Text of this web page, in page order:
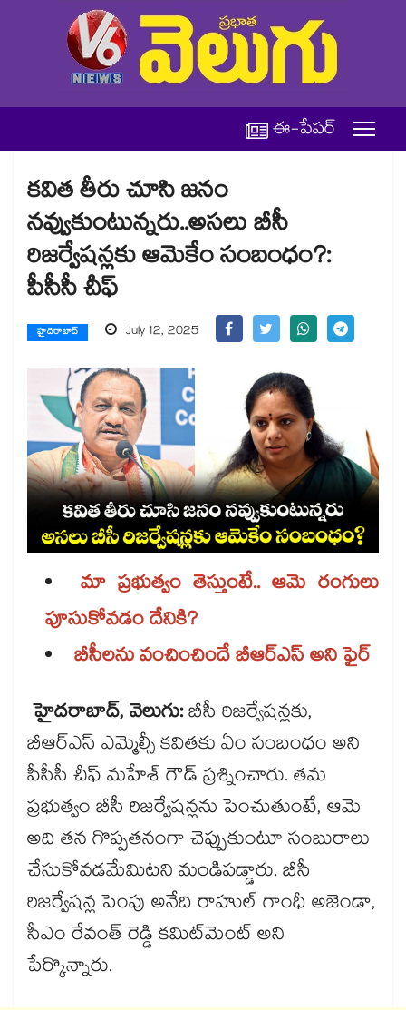
ఈ-పేపర్
కవిత తీరు చూసి జనం
నవ్వుకుంటున్నరు..అసలు బీసీ
రిజర్వేషన్లకు ఆమెకేం సంబంధం?:
పీసీసీ చీఫ్
హైదరాబాద్ July 12, 2025
మా ప్రభుత్వం తెస్తుంటే.. ఆమె రంగులు
పూసుకోవడం దేనికి?
బీసీలను వంచించిందే బీఆర్ఎస్ అని ఫైర్
హైదరాబాద్, వెలుగు:బీసీ రిజర్వేషన్లకు,
బీఆర్ఎస్ ఎమ్మెల్సీ కవితకు ఏం సంబంధం అని
పీసీసీ చీఫ్ మహేశ్ గౌడ్ ప్రశ్నించారు. తమ
ప్రభుత్వం బీసీ రిజర్వేషన్లను పెంచుతుంటే, ఆమె
అది తన గొప్పతనంగా చెప్పుకుంటూ సంబురాలు
చేసుకోవడమేమిటని మండిపడ్డారు. బీసీ
రిజర్వేషన్ల పెంపు అనేది రాహుల్ గాంధీ అజెండా,
సీఎం రేవంత్ రెడ్డి కమిట్‌మెంట్ అని
పేర్కొన్నారు.